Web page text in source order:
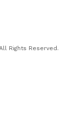
Rights Reserved.